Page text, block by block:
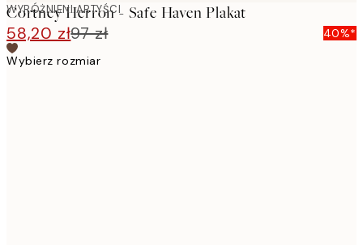
WYRÓŻNIENI ARTYŚCI
Cortney Herron - Safe Haven Plakat
58,20 zł97 zł
40%*
Wybierz rozmiar